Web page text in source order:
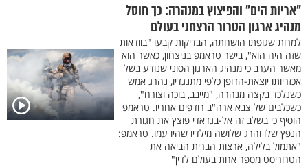
"אריות הים" והפיצוץ במנהרה: כך חוסל
מנהיג ארגון הטרור הרצחני בעולם
למרות שגופתו הושחתה, הבדיקות קבעו "בוודאות
שזה היה הוא", בישר טראמפ בניצחון, כאשר הוא
מאשר הערב כי מנהיג הארגון הסוני שנודע בשל
אכזריותו יוצאת-הדופן כלפי מתנגדיו, נהרג אמש
כשנלכד בקצה מנהרה, "מייבב, בוכה וצורח",
כשכלבים של צבא ארה"ב רודפים אחריו. טראמפ
הוסיף כי בשלב זה אל-בגדאדי פוצץ את חגורת
הנפץ שלו והרג שלושה מילדיו שהיו עמו. טראמפ:
"אתמול בלילה, ארצות הברית הביאה את
הטרוריסט מספר אחת בעולם לדין"